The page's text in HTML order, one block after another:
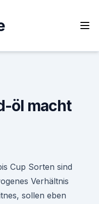
öl macht
Cup Sorten sind
Verhältnis
sollen eben